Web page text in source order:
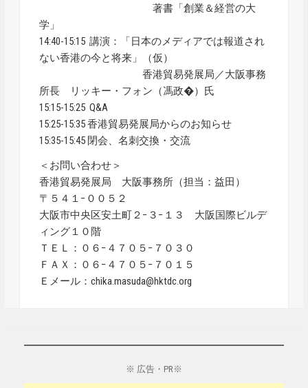
著書「創業＆経営の大
学」
14:40-15:15 講演：「日本のメディアでは報道され
ない香港の今と将来」（仮）
香港貿易発展局／大阪事務
所長 リッキー・フォン（馮政�）氏
15:15-15:25 Q&A
15:25-15:35 香港貿易発展局からのお知らせ
15:35-15:45 閉会、名刺交換・交流
＜お問い合わせ＞
香港貿易発展局 大阪事務所（担当：益田）
〒５４１−００５２
大阪市中央区安土町２−３−１３ 大阪国際ビルデ
ィング１０階
ＴＥＬ：０６−４７０５−７０３０
ＦＡＸ：０６−４７０５−７０１５
Ｅメール：chika.masuda@hktdc.org
※ 広告・PR※